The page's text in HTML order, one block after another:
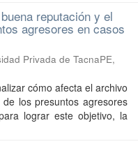
reputación y el
agresores en casos
Privada de TacnaPE,
cómo afecta el archivo
los presuntos agresores
lograr este objetivo, la